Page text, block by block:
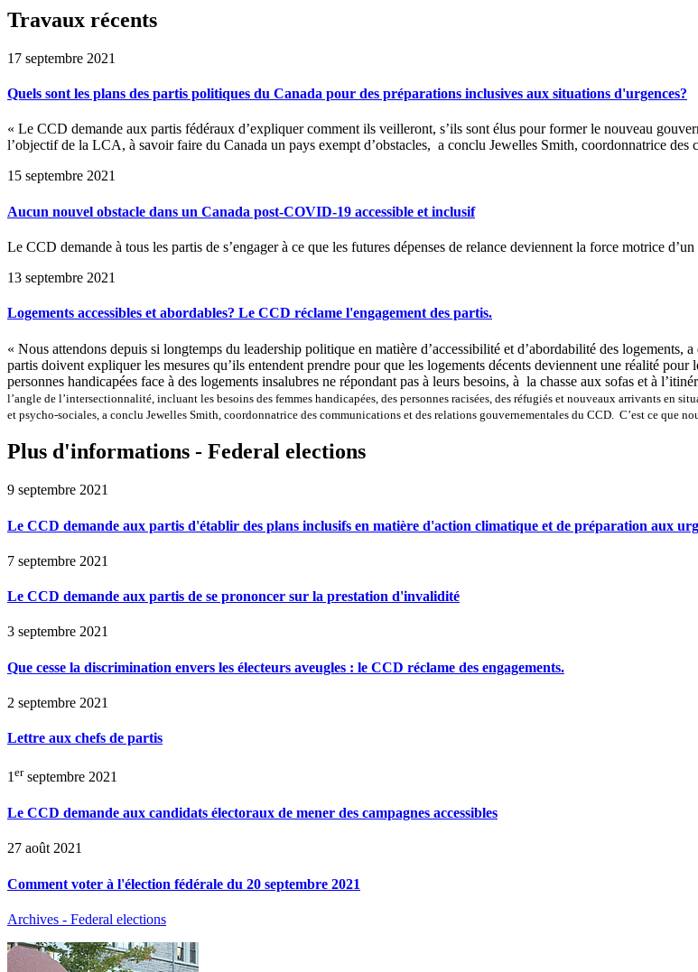
Travaux récents
17 septembre 2021
Quels sont les plans des partis politiques du Canada pour des préparations inclusives aux situations d'urgences?
« Le CCD demande aux partis fédéraux d’expliquer comment ils veilleront, s’ils sont élus pour former le nouveau
l’objectif de la LCA, à savoir faire du Canada un pays exempt d’obstacles, a conclu Jewelles Smith, coordonnatrice
15 septembre 2021
Aucun nouvel obstacle dans un Canada post-COVID-19 accessible et inclusif
Le CCD demande à tous les partis de s’engager à ce que les futures dépenses de relance deviennent la force motrice d’un
13 septembre 2021
Logements accessibles et abordables? Le CCD réclame l'engagement des partis.
« Nous attendons depuis si longtemps du leadership politique en matière d’accessibilité et d’abordabilité des
partis doivent expliquer les mesures qu’ils entendent prendre pour que les logements décents deviennent une réalité
personnes handicapées face à des logements insalubres ne répondant pas à leurs besoins, à la chasse aux sofas et à
l’angle de l’intersectionnalité, incluant les besoins des femmes handicapées, des personnes racisées, des réfugiés et nouveaux arrivants en
et psycho-sociales, a conclu Jewelles Smith, coordonnatrice des communications et des relations gouvernementales du CCD. C’est ce que
Plus d'informations - Federal elections
9 septembre 2021
Le CCD demande aux partis d'établir des plans inclusifs en matière d'action climatique et de préparation aux
7 septembre 2021
Le CCD demande aux partis de se prononcer sur la prestation d'invalidité
3 septembre 2021
Que cesse la discrimination envers les électeurs aveugles : le CCD réclame des engagements.
2 septembre 2021
Lettre aux chefs de partis
1erseptembre 2021
Le CCD demande aux candidats électoraux de mener des campagnes accessibles
27 août 2021
Comment voter à l'élection fédérale du 20 septembre 2021
Archives - Federal elections